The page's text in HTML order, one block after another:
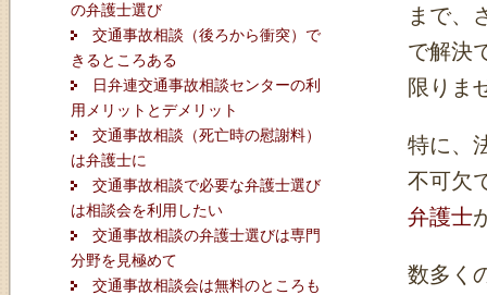
の弁護士選び
交通事故相談（後ろから衝突）で
きるところある
日弁連交通事故相談センターの利
用メリットとデメリット
交通事故相談（死亡時の慰謝料）
は弁護士に
交通事故相談で必要な弁護士選び
は相談会を利用したい
交通事故相談の弁護士選びは専門
分野を見極めて
交通事故相談会は無料のところも
まで、
で解決
限りま
特に、
不可欠
弁護士
数多く